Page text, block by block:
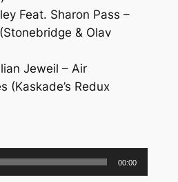
Feat. Sharon Pass –
& Olav
Jeweil – Air
(Kaskade’s Redux
00:00